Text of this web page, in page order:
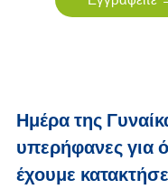
Ημέρα της
υπερήφανες για
έχουμε